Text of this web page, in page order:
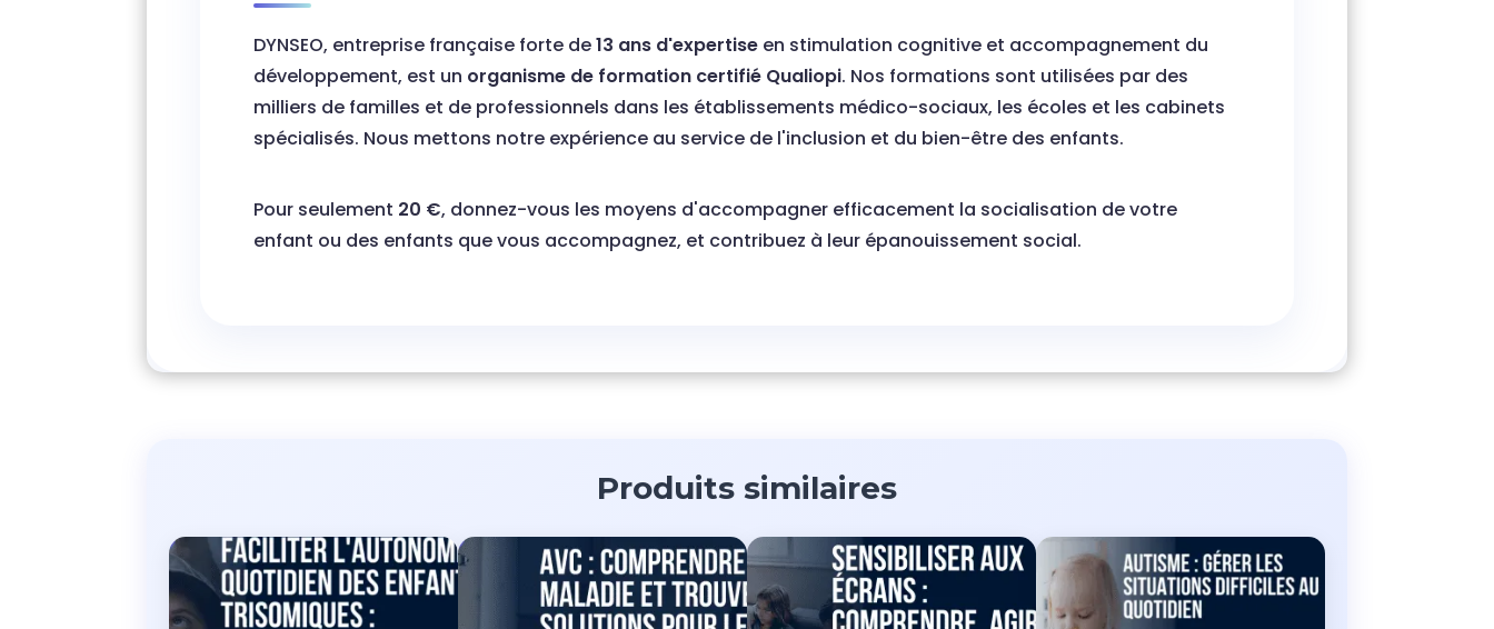
DYNSEO, entreprise française forte de13 ans d'expertise en stimulation cognitive et accompagnement du
développement, est un organisme de formation certifié Qualiopi. Nos formations sont utilisées par des
milliers de familles et de professionnels dans les établissements médico-sociaux, les écoles et les cabinets
spécialisés. Nous mettons notre expérience au service de l'inclusion et du bien-être des enfants.
Pour seulement 20 €, donnez-vous les moyens d'accompagner efficacement la socialisation de votre
enfant ou des enfants que vous accompagnez, et contribuez à leur épanouissement social.
Produits similaires